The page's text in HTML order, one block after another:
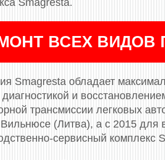
Smagresta.
ВСЕХ ВИДОВ
Smagresta обладает
и
трансмиссии легковых
Вильнюсе (Литва), а с 2015
сервисный комплекс